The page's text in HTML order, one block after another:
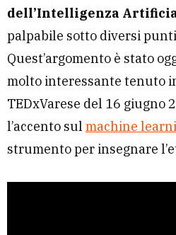
dell’Intelligenza
palpabile sotto diversi
Quest’argomento è stato
molto interessante tenuto
TEDxVarese del 16 giugno
l’accento sul machine
strumento per insegnare